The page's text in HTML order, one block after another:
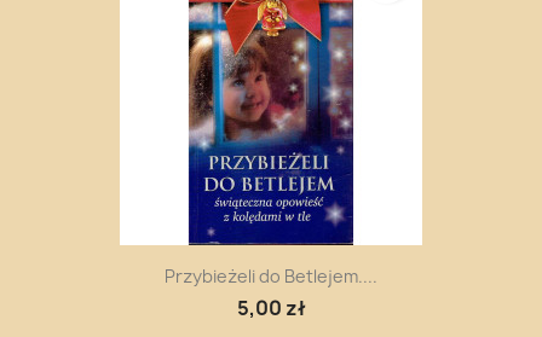
Przybieżeli do Betlejem....
5,00 zł